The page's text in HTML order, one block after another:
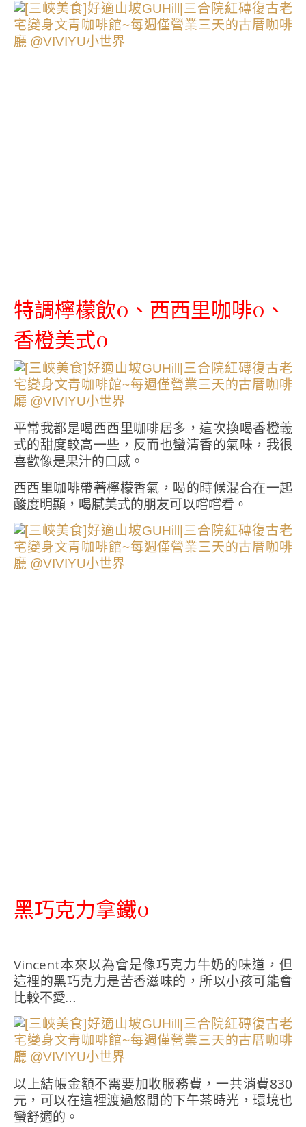
特調檸檬飲0、西西里咖啡0、
香橙美式0
平常我都是喝西西里咖啡居多，這次換喝香橙義
式的甜度較高一些，反而也蠻清香的氣味，我很
喜歡像是果汁的口感。
西西里咖啡帶著檸檬香氣，喝的時候混合在一起
酸度明顯，喝膩美式的朋友可以嚐嚐看。
黑巧克力拿鐵0
Vincent本來以為會是像巧克力牛奶的味道，但
這裡的黑巧克力是苦香滋味的，所以小孩可能會
比較不愛…
以上結帳金額不需要加收服務費，一共消費830
元，可以在這裡渡過悠閒的下午茶時光，環境也
蠻舒適的。